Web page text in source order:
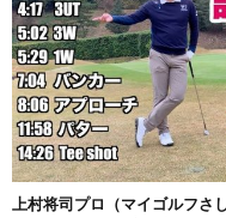
上村将司プロ（マイゴルフさ